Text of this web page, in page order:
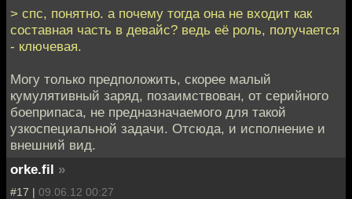
> спс, понятно. а почему тогда она не входит как
составная часть в девайс? ведь её роль, получается
- ключевая.
Могу только предположить, скорее малый
кумулятивный заряд, позаимствован, от серийного
боеприпаса, не предназначаемого для такой
узкоспециальной задачи. Отсюда, и исполнение и
внешний вид.
orke.fil »
#17 | 09.06.12 00:27